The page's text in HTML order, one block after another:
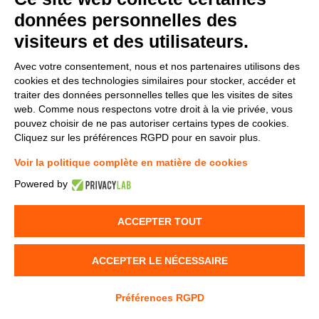
v.replaceAll is not a function
données personnelles des
visiteurs et des utilisateurs.
Avec votre consentement, nous et nos partenaires utilisons des
cookies et des technologies similaires pour stocker, accéder et
traiter des données personnelles telles que les visites de sites
web. Comme nous respectons votre droit à la vie privée, vous
pouvez choisir de ne pas autoriser certains types de cookies.
Cliquez sur les préférences RGPD pour en savoir plus.
Voir la politique complète en matière de cookies
Powered by
ACCEPTER TOUT
ACCEPTER LE NÉCESSAIRE
Préférences RGPD